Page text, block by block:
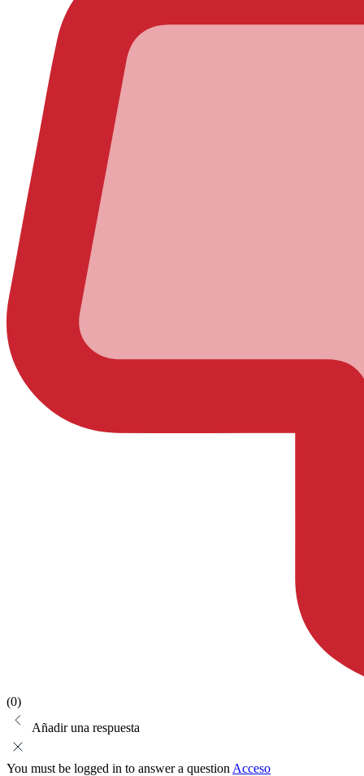
(0)
Añadir una respuesta
You must be logged in to answer a question Acceso